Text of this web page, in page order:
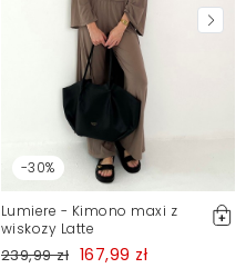
-30%
Lumiere - Kimono maxi z
wiskozy Latte
239,99 zł 167,99 zł